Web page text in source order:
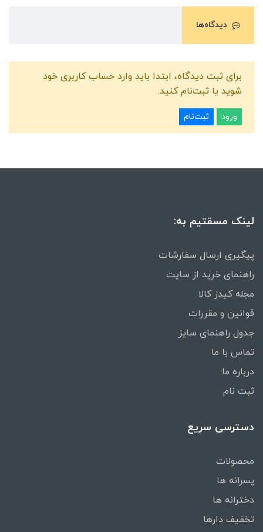
دیدگاه‌ها
برای ثبت دیدگاه، ابتدا باید وارد حساب کاربری خود
شوید یا ثبت‌نام کنید.
ورود ثبت‌نام
لینک مسقتیم به:
پیگیری ارسال سفارشات
راهنمای خرید از سایت
مجله کیدز کالا
قوانین و مقررات
جدول راهنمای سایز
تماس با ما
درباره ما
ثبت نام
دسترسی سریع
محصولات
پسرانه ها
دخترانه ها
تخفیف دارها